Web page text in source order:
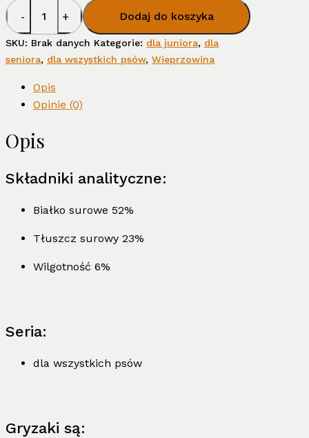
ilość
Płuca
wieprzowe
kostka
Dodaj do koszyka
SKU: Brak danych Kategorie: dla juniora, dla
seniora, dla wszystkich psów, Wieprzowina
Opis
Opinie (0)
Opis
Składniki analityczne:
Białko surowe 52%
Tłuszcz surowy 23%
Wilgotność 6%
Seria:
dla wszystkich psów
Gryzaki są: